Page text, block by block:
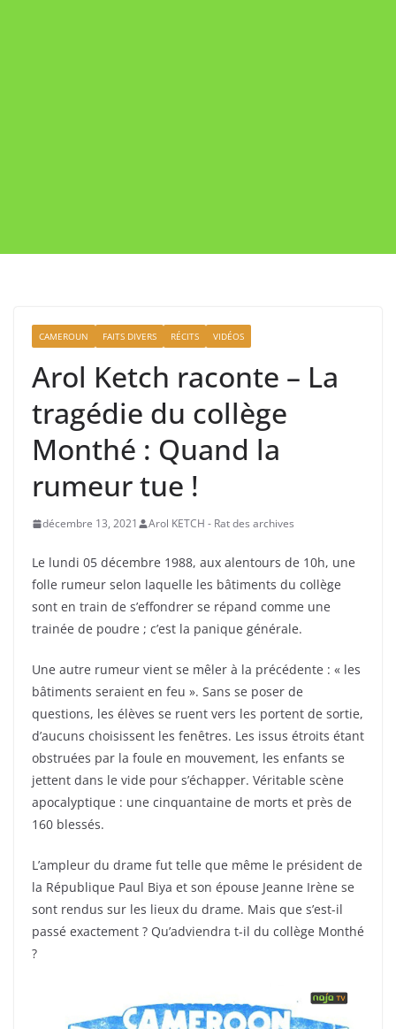
CAMEROUN FAITS DIVERS RÉCITS VIDÉOS
Arol Ketch raconte – La
tragédie du collège
Monthé : Quand la
rumeur tue !
décembre 13, 2021 Arol KETCH - Rat des archives
Le lundi 05 décembre 1988, aux alentours de 10h, une
folle rumeur selon laquelle les bâtiments du collège
sont en train de s’effondrer se répand comme une
trainée de poudre ; c’est la panique générale.
Une autre rumeur vient se mêler à la précédente : « les
bâtiments seraient en feu ». Sans se poser de
questions, les élèves se ruent vers les portent de sortie,
d’aucuns choisissent les fenêtres. Les issus étroits étant
obstruées par la foule en mouvement, les enfants se
jettent dans le vide pour s’échapper. Véritable scène
apocalyptique : une cinquantaine de morts et près de
160 blessés.
L’ampleur du drame fut telle que même le président de
la République Paul Biya et son épouse Jeanne Irène se
sont rendus sur les lieux du drame. Mais que s’est-il
passé exactement ? Qu’adviendra t-il du collège Monthé
?